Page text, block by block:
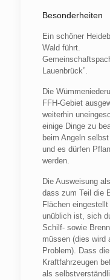
Besonderheiten
Ein schöner
Wald führt.
Lauenbrück”.
Die
FFH-Gebiet
weiterhin
einige Dinge zu
beim Angeln
und es dürfen
werden.
Die Ausweisung
dass zum Teil die
Flächen
unüblich ist, sich
Schilf- sowie
müssen (dies wird
Problem). Dass
Kraftfahrzeugen
als